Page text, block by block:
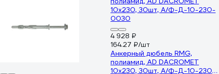
4 928 ₽
164.27 ₽/шт
Анкерный дюбель RMG,
полиамид, AD DACROMET
10x230, 30шт, А/Ф-Д-10-230-